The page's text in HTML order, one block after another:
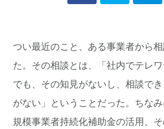
つい最近のこと、ある事業者から
た。その相談とは、「社内でテレワ
でも、その知見がないし、相談で
がない」ということだった。ちな
規模事業者持続化補助金の活用、